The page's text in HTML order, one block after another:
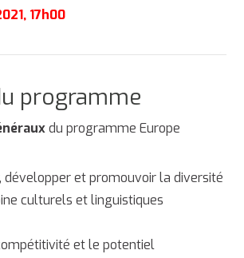
17h00
programme
du programme Europe
développer et promouvoir la diversité
culturels et linguistiques
et le potentiel